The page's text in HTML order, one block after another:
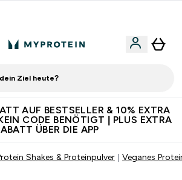
Ziel heute?
AUF BESTSELLER & 10% EXTRA
CODE BENÖTIGT | PLUS EXTRA
ÜBER DIE APP
Shakes & Proteinpulver Veganes